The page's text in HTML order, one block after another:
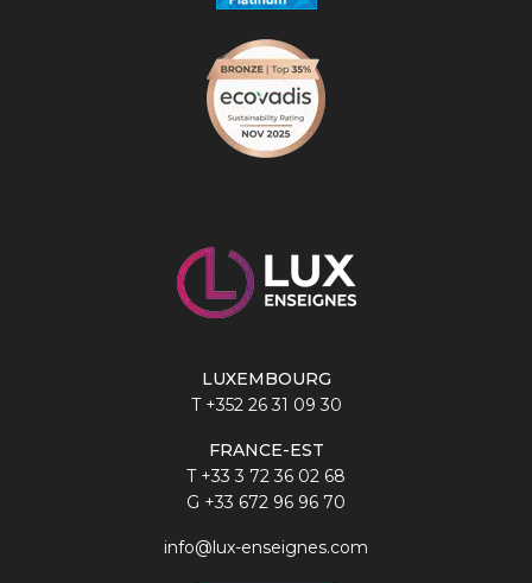
LUXEMBOURG
T +352 26 31 09 30
FRANCE-EST
T +33 3 72 36 02 68
G +33 672 96 96 70
info@lux-enseignes.com